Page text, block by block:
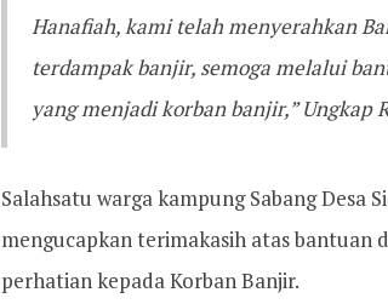
Hanafiah, kami telah menyerahkan
terdampak banjir, semoga melalui
yang menjadi korban banjir,” Ungkap
Salahsatu warga kampung Sabang Desa
mengucapkan terimakasih atas bantuan
perhatian kepada Korban Banjir.